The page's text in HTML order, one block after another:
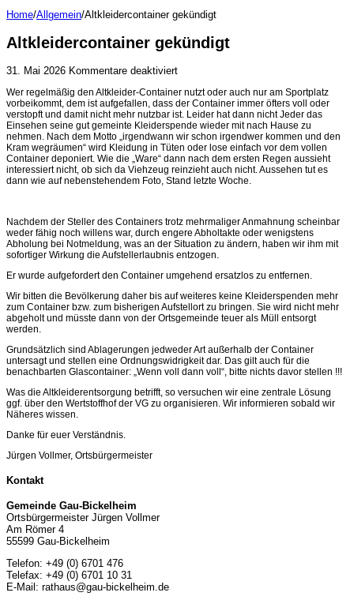
Home/Allgemein/Altkleidercontainer gekündigt
Altkleidercontainer gekündigt
31. Mai 2026 Kommentare deaktiviertfür
gekündigt
Wer regelmäßig den Altkleider-Container nutzt oder auch nur am Sportplatz
vorbeikommt, dem ist aufgefallen, dass der Container immer öfters voll oder
verstopft und damit nicht mehr nutzbar ist. Leider hat dann nicht Jeder das
Einsehen seine gut gemeinte Kleiderspende wieder mit nach Hause zu
nehmen. Nach dem Motto „irgendwann wir schon irgendwer kommen und den
Kram wegräumen“ wird Kleidung in Tüten oder lose einfach vor dem vollen
Container deponiert. Wie die „Ware“ dann nach dem ersten Regen aussieht
interessiert nicht, ob sich da Viehzeug reinzieht auch nicht. Aussehen tut es
dann wie auf nebenstehendem Foto, Stand letzte Woche.
Nachdem der Steller des Containers trotz mehrmaliger Anmahnung scheinbar
weder fähig noch willens war, durch engere Abholtakte oder wenigstens
Abholung bei Notmeldung, was an der Situation zu ändern, haben wir ihm mit
sofortiger Wirkung die Aufstellerlaubnis entzogen.
Er wurde aufgefordert den Container umgehend ersatzlos zu entfernen.
Wir bitten die Bevölkerung daher bis auf weiteres keine Kleiderspenden mehr
zum Container bzw. zum bisherigen Aufstellort zu bringen. Sie wird nicht mehr
abgeholt und müsste dann von der Ortsgemeinde teuer als Müll entsorgt
werden.
Grundsätzlich sind Ablagerungen jedweder Art außerhalb der Container
untersagt und stellen eine Ordnungswidrigkeit dar. Das gilt auch für die
benachbarten Glascontainer: „Wenn voll dann voll“, bitte nichts davor stellen !!!
Was die Altkleiderentsorgung betrifft, so versuchen wir eine zentrale Lösung
ggf. über den Wertstoffhof der VG zu organisieren. Wir informieren sobald wir
Näheres wissen.
Danke für euer Verständnis.
Jürgen Vollmer, Ortsbürgermeister
Kontakt
Gemeinde Gau-Bickelheim
Ortsbürgermeister Jürgen Vollmer
Am Römer 4
55599 Gau-Bickelheim
Telefon: +49 (0) 6701 476
Telefax: +49 (0) 6701 10 31
E-Mail: rathaus@gau-bickelheim.de